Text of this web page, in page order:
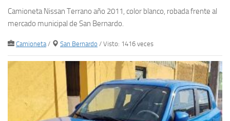
Camioneta Nissan Terrano año 2011, color blanco, robada frente al
mercado municipal de San Bernardo.
Camioneta / San Bernardo / Visto: 1416 veces